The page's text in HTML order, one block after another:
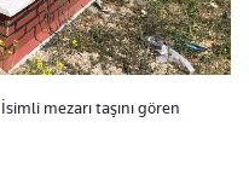
mezarı taşını gören